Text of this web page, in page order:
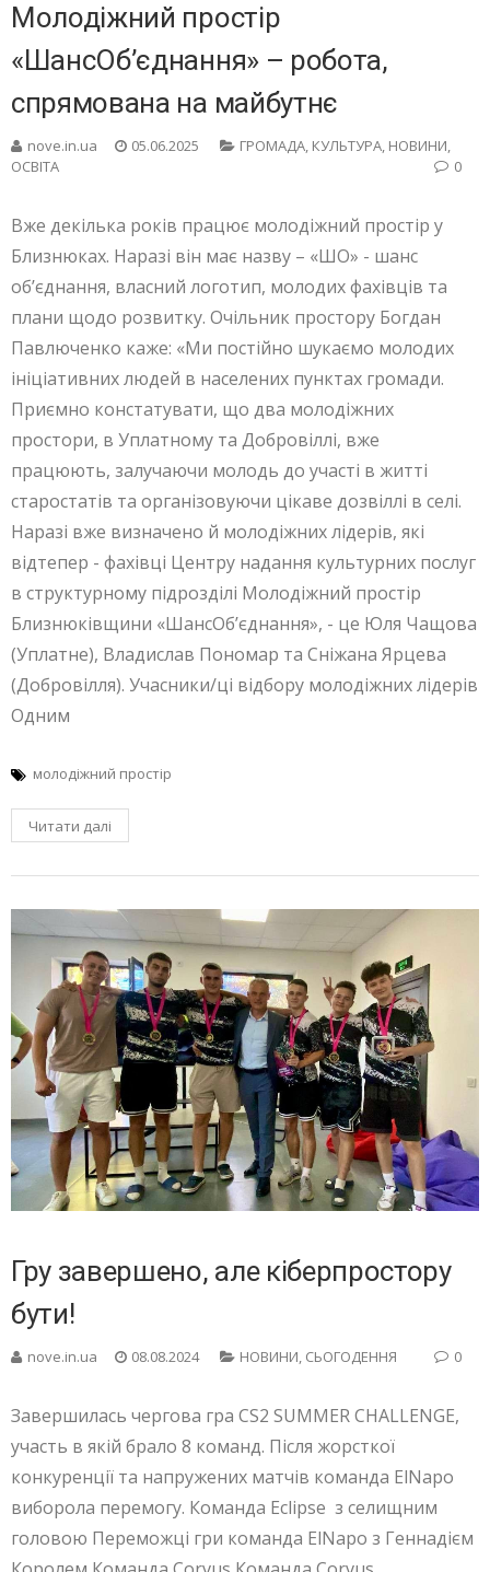
Молодіжний простір
«ШансОб’єднання» – робота,
спрямована на майбутнє
nove.in.ua 05.06.2025 ГРОМАДА, КУЛЬТУРА, НОВИНИ,
ОСВІТА
0
Вже декілька років працює молодіжний простір у
Близнюках. Наразі він має назву – «ШО» - шанс
об’єднання, власний логотип, молодих фахівців та
плани щодо розвитку. Очільник простору Богдан
Павлюченко каже: «Ми постійно шукаємо молодих
ініціативних людей в населених пунктах громади.
Приємно констатувати, що два молодіжних
простори, в Уплатному та Добровіллі, вже
працюють, залучаючи молодь до участі в житті
старостатів та організовуючи цікаве дозвіллі в селі.
Наразі вже визначено й молодіжних лідерів, які
відтепер - фахівці Центру надання культурних послуг
в структурному підрозділі Молодіжний простір
Близнюківщини «ШансОб’єднання», - це Юля Чащова
(Уплатне), Владислав Пономар та Сніжана Ярцева
(Добровілля). Учасники/ці відбору молодіжних лідерів
Одним
молодіжний простір
Читати далі
Гру завершено, але кіберпростору
бути!
nove.in.ua 08.08.2024 НОВИНИ, СЬОГОДЕННЯ 0
Завершилась чергова гра CS2 SUMMER CHALLENGE,
участь в якій брало 8 команд. Після жорсткої
конкуренції та напружених матчів команда ElNapo
виборола перемогу. Команда Eclipse з селищним
головою Переможці гри команда ElNapo з Геннадієм